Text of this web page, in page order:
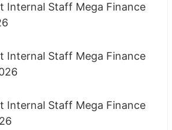
Internal Staff Mega Finance
Internal Staff Mega Finance
Internal Staff Mega Finance